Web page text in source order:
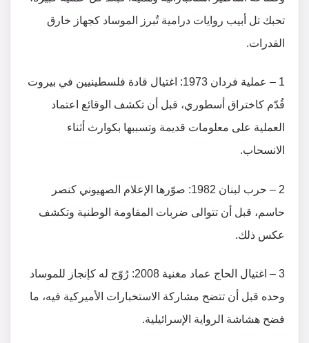
تحبك تل أبيب روايات درامية تُبرز الموساد كجهاز خارق
القدرات.
1 – عملية فردان 1973: اغتيال قادة فلسطينيين في بيروت
قُدّم كاختراق أسطوري، قبل أن تكشف الوقائع اعتماد
العملية على معلومات قديمة وتسببها بكوارث أثناء
الانسحاب.
2 – حرب لبنان 1982: صوّرها الإعلام الصهيوني كنصر
حاسم، قبل أن تتوالى ضربات المقاومة الوطنية وتكشف
عكس ذلك.
3 – اغتيال الحاج عماد مغنية 2008: رُوّج له كإنجاز للموساد
وحده قبل أن تتضح مشاركة الاستخبارات الأميركية فيه، ما
فضح هشاشة الرواية الإسرائيلية.